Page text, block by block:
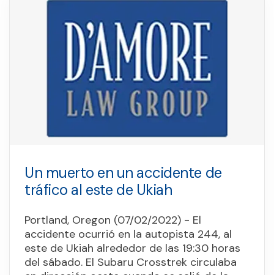
Un muerto en un accidente de
tráfico al este de Ukiah
Portland, Oregon (07/02/2022) - El
accidente ocurrió en la autopista 244, al
este de Ukiah alrededor de las 19:30 horas
del sábado. El Subaru Crosstrek circulaba